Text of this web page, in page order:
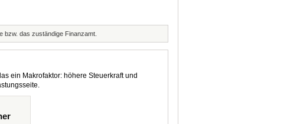
bzw. das zuständige Finanzamt.
ein Makrofaktor: höhere Steuerkraft und